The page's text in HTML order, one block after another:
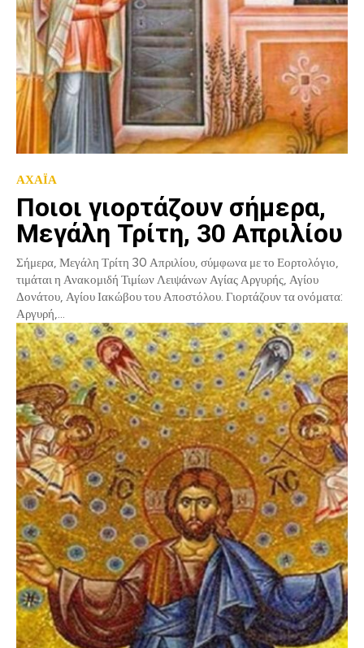
ΑΧΑΪΑ
Ποιοι γιορτάζουν σήμερα,
Μεγάλη Τρίτη, 30 Απριλίου
Σήμερα, Μεγάλη Τρίτη 30 Απριλίου, σύμφωνα με το Εορτολόγιο,
τιμάται η Ανακομιδή Τιμίων Λειψάνων Αγίας Αργυρής, Αγίου
Δονάτου, Αγίου Ιακώβου του Αποστόλου. Γιορτάζουν τα ονόματα:
Αργυρή,...